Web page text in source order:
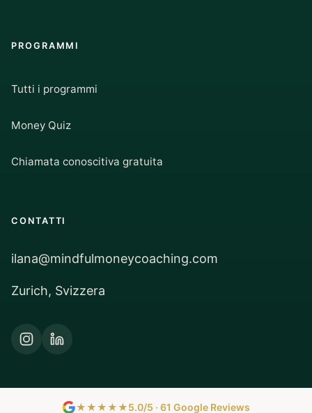
PROGRAMMI
Tutti i programmi
Money Quiz
Chiamata conoscitiva gratuita
CONTATTI
ilana@mindfulmoneycoaching.com
Zurich, Svizzera
★★★★★5.0/5 · 61 Google Reviews